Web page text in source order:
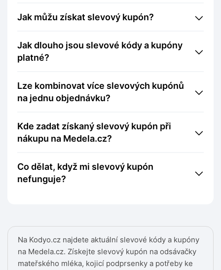
Na Kodyo.cz najdete aktuální slevové kódy a kupóny
na Medela.cz. Získejte slevový kupón na odsávačky
mateřského mléka, kojicí podprsenky a potřeby ke
Jak můžu získat slevový kupón?
Jak dlouho jsou slevové kódy a kupóny
platné?
Lze kombinovat více slevových kupónů
na jednu objednávku?
Kde zadat získaný slevový kupón při
nákupu na Medela.cz?
Co dělat, když mi slevový kupón
nefunguje?